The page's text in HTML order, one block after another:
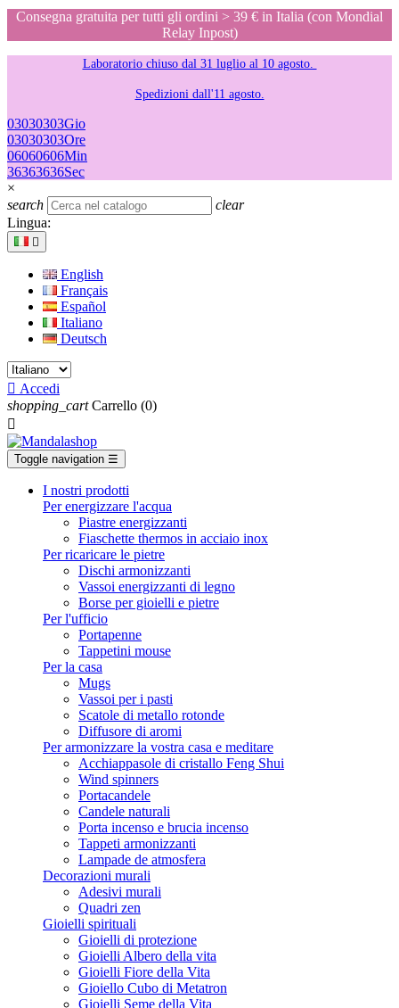
Consegna gratuita per tutti gli ordini > 39 € in Italia (con Mondial
Relay Inpost)
Laboratorio chiuso dal 31 luglio al 10 agosto.
Spedizioni dall'11 agosto.
03030303Gio
03030303Ore
06060606Min
36363636Sec
×
search
clear
Lingua:

English
Français
Español
Italiano
Deutsch
 Accedi
shopping_cart Carrello (0)

Toggle navigation ☰
I nostri prodotti
Per energizzare l'acqua
Piastre energizzanti
Fiaschette thermos in acciaio inox
Per ricaricare le pietre
Dischi armonizzanti
Vassoi energizzanti di legno
Borse per gioielli e pietre
Per l'ufficio
Portapenne
Tappetini mouse
Per la casa
Mugs
Vassoi per i pasti
Scatole di metallo rotonde
Diffusore di aromi
Per armonizzare la vostra casa e meditare
Acchiappasole di cristallo Feng Shui
Wind spinners
Portacandele
Candele naturali
Porta incenso e brucia incenso
Tappeti armonizzanti
Lampade de atmosfera
Decorazioni murali
Adesivi murali
Quadri zen
Gioielli spirituali
Gioielli di protezione
Gioielli Albero della vita
Gioielli Fiore della Vita
Gioiello Cubo di Metatron
Gioielli Seme della Vita